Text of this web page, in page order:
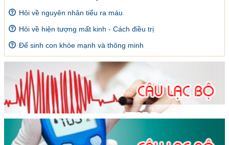
Hỏi về nguyên nhân tiểu ra máu
Hỏi về hiện tượng mất kinh - Cách điều trị
Để sinh con khỏe mạnh và thông minh